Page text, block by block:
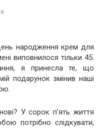
народження крем для
виповнилося тільки 45.
я принесла те, що
подарунок змінив наші
У сорок п’ять життя
потрібно слідкувати,